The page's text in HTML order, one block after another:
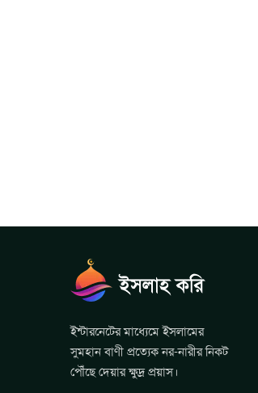
ইন্টারনেটের মাধ্যেমে ইসলামের
সুমহান বাণী প্রত্যেক নর-নারীর নিকট
পৌঁছে দেয়ার ক্ষুদ্র প্রয়াস।